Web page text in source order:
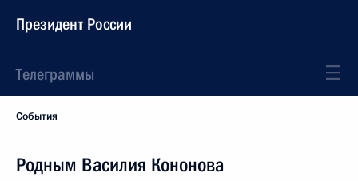
Президент России
Телеграммы
События
Родным Василия Кононова